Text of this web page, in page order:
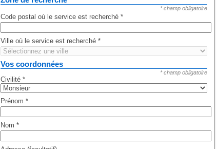
* champ obligatoire
Code postal où le service est recherché *
Ville où le service est recherché *
Vos coordonnées
* champ obligatoire
Civilité *
Prénom *
Nom *